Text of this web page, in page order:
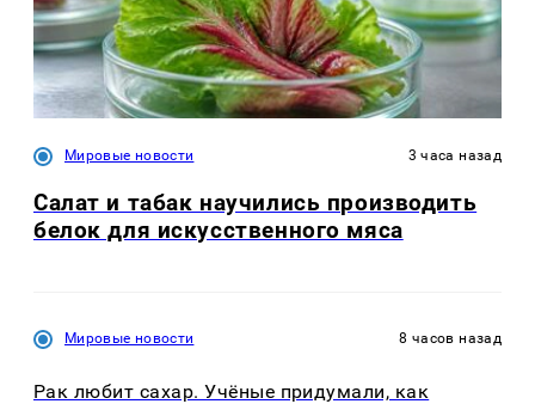
Мировые новости 3 часа назад
Салат и табак научились производить
белок для искусственного мяса
Мировые новости 8 часов назад
Рак любит сахар. Учёные придумали, как